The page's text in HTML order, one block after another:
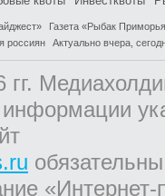
Газета «Рыбак
россиян Актуально вчера,
информации